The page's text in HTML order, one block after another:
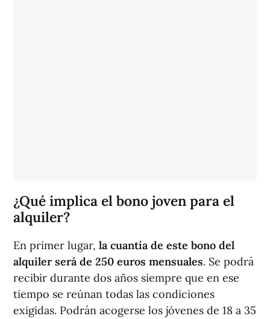
¿Qué implica el bono joven para el
alquiler?
En primer lugar, la cuantía de este bono del
alquiler será de 250 euros mensuales. Se podrá
recibir durante dos años siempre que en ese
tiempo se reúnan todas las condiciones
exigidas. Podrán acogerse los jóvenes de 18 a 35